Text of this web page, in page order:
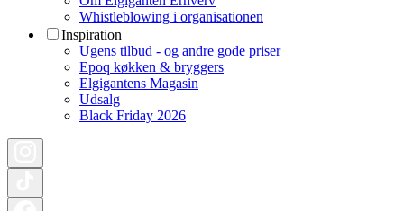
Whistleblowing i organisationen
Inspiration
Ugens tilbud - og andre gode priser
Epoq køkken & bryggers
Elgigantens Magasin
Udsalg
Black Friday 2026